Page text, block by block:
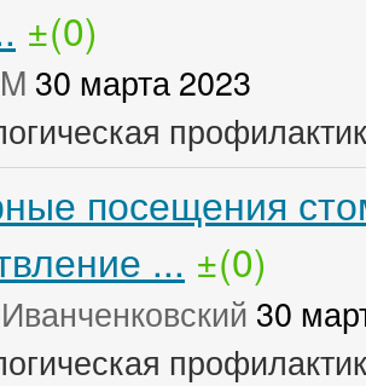
±(0)
30 марта 2023
посещения
... ±(0)
30